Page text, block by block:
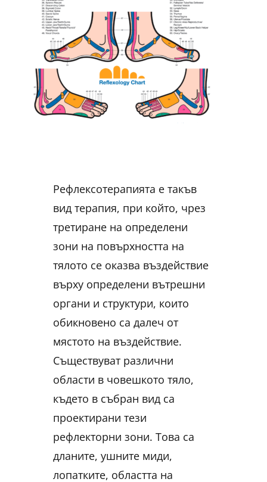
Рефлексотерапията е такъв
вид терапия, при който, чрез
третиране на определени
зони на повърхността на
тялото се оказва въздействие
върху определени вътрешни
органи и структури, които
обикновено са далеч от
мястото на въздействие.
Съществуват различни
области в човешкото тяло,
където в събран вид са
проектирани тези
рефлекторни зони. Това са
дланите, ушните миди,
лопатките, областта на